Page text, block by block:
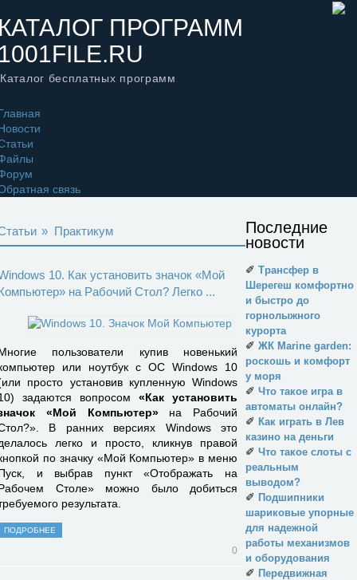
ПРОГРАММ
Каталог бесплатных программ
связь
» Практикум
10. Как установить значок «Мой
на Рабочий Стол? Легко ...
пользователи купив новенький
или ноутбук с ОС Windows 10
просто установив купленную Windows
задаются вопросом «Как установить
«Мой Компьютер»на Рабочий
В ранних версиях Windows это
легко и просто, кликнув правой
по значку «Мой Компьютер» в меню
и выбрав пункт «Отображать на
Столе» можно было добиться
результата.
ПОДРОБНЕЕ
0
Последние
новости
✐ Трансфер в
Шерегеш комфортно
и быстро до
горнолыжного
курорта
✐ ЖК Marine garden:
роскошь и комфорт
у моря
✐ Что такое игра в
автоматы онлайн?
✐ Как играть в Лев
казино на деньги
✐ Что такое слоты с
реальным
выводом?
✐ Подшипники
шариковые упорные
для надежной
работы механизмов
и оборудования
✐ Передвижная